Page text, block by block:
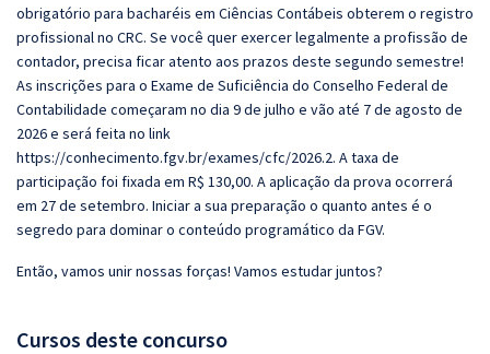
obrigatório para bacharéis em Ciências Contábeis obterem o registro
profissional no CRC. Se você quer exercer legalmente a profissão de
contador, precisa ficar atento aos prazos deste segundo semestre!
As inscrições para o Exame de Suficiência do Conselho Federal de
Contabilidade começaram no dia 9 de julho e vão até 7 de agosto de
2026 e será feita no link
https://conhecimento.fgv.br/exames/cfc/2026.2. A taxa de
participação foi fixada em R$ 130,00. A aplicação da prova ocorrerá
em 27 de setembro. Iniciar a sua preparação o quanto antes é o
segredo para dominar o conteúdo programático da FGV.
Então, vamos unir nossas forças! Vamos estudar juntos?
Cursos deste concurso